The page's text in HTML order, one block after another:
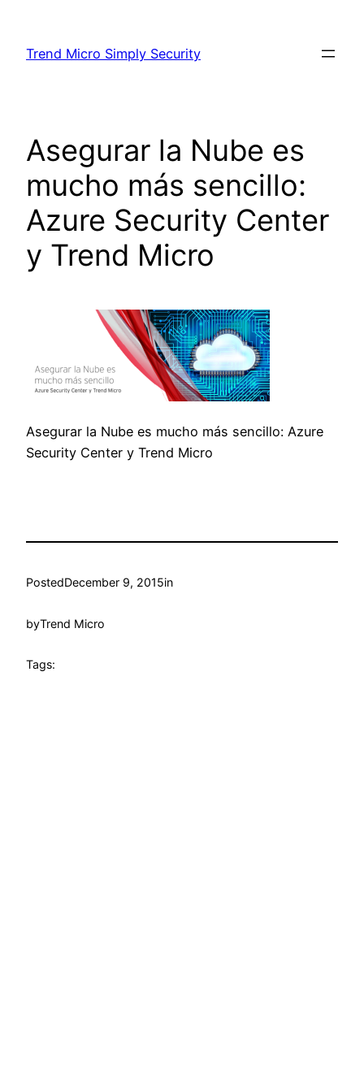
content
Trend Micro Simply Security
Asegurar la Nube es
mucho más sencillo:
Azure Security Center
y Trend Micro
Asegurar la Nube es mucho más sencillo: Azure
Security Center y Trend Micro
PostedDecember 9, 2015in
byTrend Micro
Tags: